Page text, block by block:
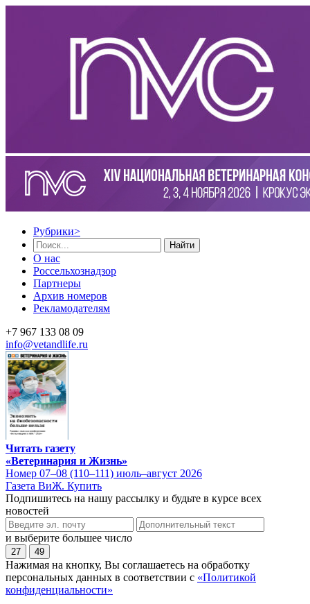
Рубрики>
Найти
О нас
Россельхознадзор
Партнеры
Архив номеров
Рекламодателям
+7 967 133 08 09
info@vetandlife.ru
Читать газету
«Ветеринария и Жизнь»
Номер 07–08 (110–111) июль–август 2026
Газета ВиЖ. Купить
Подпишитесь на нашу рассылку и будьте в курсе всех
новостей
и выберите большее число
27 49
Нажимая на кнопку, Вы соглашаетесь на обработку
персональных данных в соответствии с «Политикой
конфиденциальности»